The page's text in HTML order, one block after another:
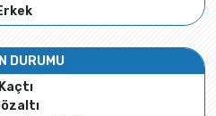
DURUMU
Kaçtı